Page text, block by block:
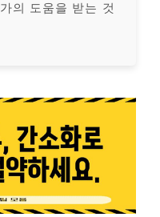
의 도움을 받는 것